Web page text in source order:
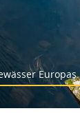
Europas.